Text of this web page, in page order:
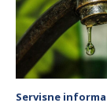
Servisne